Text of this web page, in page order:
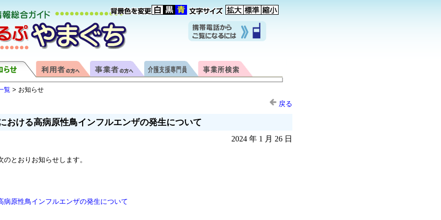
覧 > お知らせ
戻る
おける高病原性鳥インフルエンザの発生について
2024 年 1 月 26 日
とおりお知らせします。
病原性鳥インフルエンザの発生について